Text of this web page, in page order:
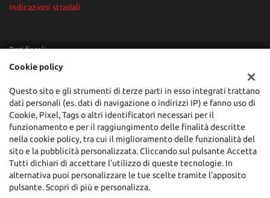
Indicazioni stradali
Dati fiscali:
Troncia Francesco Automobili
C.F/P.IVA:00684160955
Registro delle imprese:CA
Cookie policy
Questo sito e gli strumenti di terze parti in esso integrati trattano
dati personali (es. dati di navigazione o indirizzi IP) e fanno uso di
Cookie, Pixel, Tags o altri identificatori necessari per il
funzionamento e per il raggiungimento delle finalità descritte
nella cookie policy, tra cui il miglioramento delle funzionalità del
sito e la pubblicità personalizzata. Cliccando sul pulsante Accetta
Tutti dichiari di accettare l'utilizzo di queste tecnologie. In
alternativa puoi personalizzare le tue scelte tramite l'apposito
pulsante. Scopri di più e personalizza.